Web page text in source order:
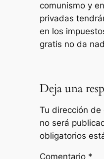
comunismo y
privadas
en los
gratis no da
Deja una
Tu dirección de
no será
obligatorios
Comentario *